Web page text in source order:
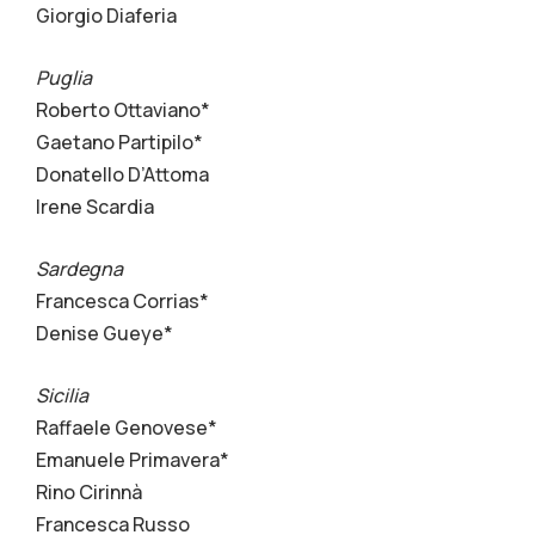
Giorgio Diaferia
Puglia
Roberto Ottaviano*
Gaetano Partipilo*
Donatello D’Attoma
Irene Scardia
Sardegna
Francesca Corrias*
Denise Gueye*
Sicilia
Raffaele Genovese*
Emanuele Primavera*
Rino Cirinnà
Francesca Russo